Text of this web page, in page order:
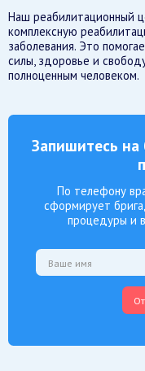
Наш реабилитационный
комплексную
заболевания. Это
силы, здоровье и
полноценным человеком.
Запишитесь на
По телефону
сформирует
процедуры и